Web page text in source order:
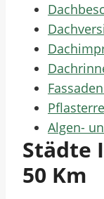
Algen-
Städte
50 Km